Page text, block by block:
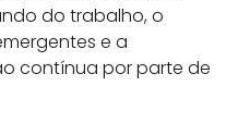
do trabalho, o
e a
contínua por parte de